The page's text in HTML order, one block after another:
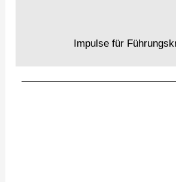
Impulse für